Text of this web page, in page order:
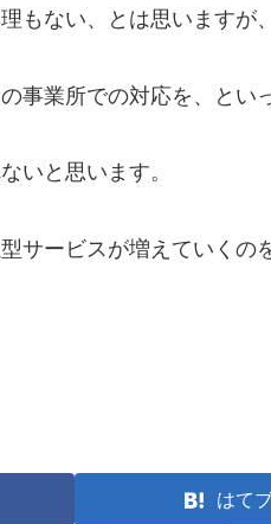
もない、とは思いますが、
事業所での対応を、とい
いと思います。
サービスが増えていくの
はて